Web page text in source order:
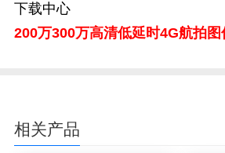
下载中心
200万300万高清低延时4G航拍
相关产品